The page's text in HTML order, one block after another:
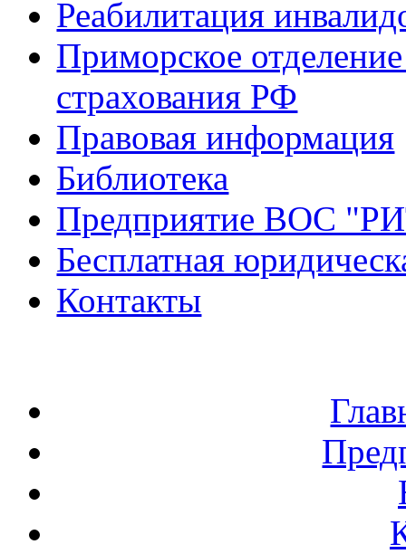
Реабилитация
Приморское
страхования РФ
Правовая информация
Библиотека
Предприятие ВОС
Бесплатная
Контакты